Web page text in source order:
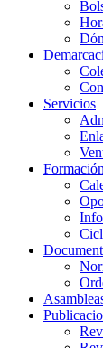
Servicios
Formación